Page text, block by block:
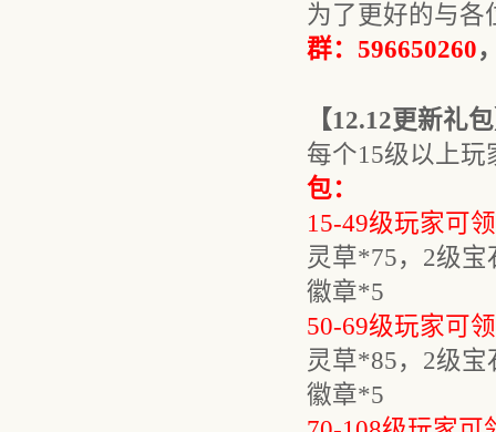
为了更好的与各
群：596650260
【12.12更新礼
每个15级以上玩
包：
15-49级玩家可
灵草*75，2级宝
徽章*5
50-69级玩家可
灵草*85，2级宝
徽章*5